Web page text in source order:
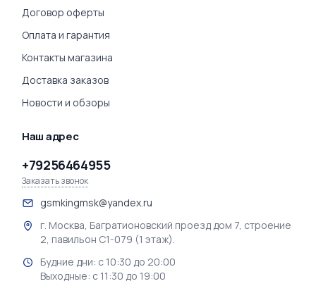
Договор оферты
Оплата и гарантия
Контакты магазина
Доставка заказов
Новости и обзоры
Наш адрес
+79256464955
Заказать звонок
gsmkingmsk@yandex.ru
г. Москва, Багратионовский проезд дом 7, строение
2, павильон С1-079 (1 этаж).
Будние дни: с 10:30 до 20:00
Выходные: с 11:30 до 19:00